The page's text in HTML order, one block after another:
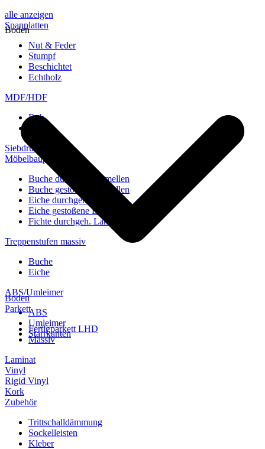
alle anzeigen
Spanplatten
Nut & Feder
Stumpf
Beschichtet
Echtholz
MDF/HDF
Roh
Siebdruckplatten
Möbelbauplatten
Buche durchgeh. Lamellen
Buche gestoßene Lamellen
Eiche durchgeh. Lamellen
Eiche gestoßene Lamellen
Fichte durchgeh. Lamellen
Treppenstufen massiv
Buche
Eiche
ABS/Umleimer
ABS
Umleimer
Starrkanten
Boden
Boden
Parkett
Fertigparkett LHD
Massiv
Laminat
Vinyl
Rigid Vinyl
Kork
Zubehör
Trittschalldämmung
Sockelleisten
Kleber